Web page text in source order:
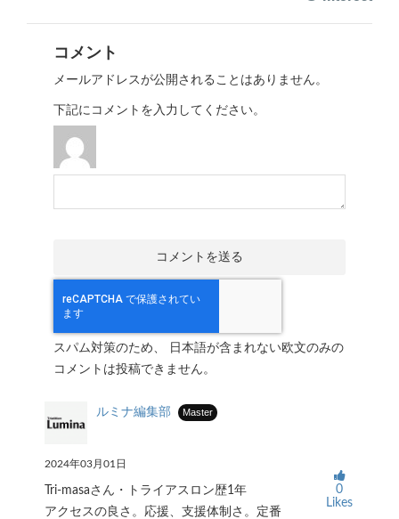
コメント
メールアドレスが公開されることはありません。
下記にコメントを入力してください。
スパム対策のため、 日本語が含まれない欧文のみの
コメントは投稿できません。
ルミナ編集部 Master
2024年03月01日
Tri-masaさん・トライアスロン歴1年
アクセスの良さ。応援、支援体制さ。定番
0
Likes